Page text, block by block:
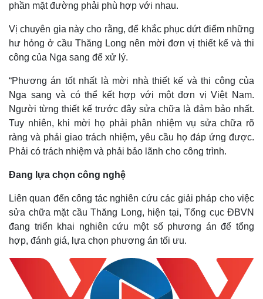
phần mặt đường phải phù hợp với nhau.
Vị chuyên gia này cho rằng, để khắc phục dứt điểm những
hư hỏng ở cầu Thăng Long nên mời đơn vị thiết kế và thi
công của Nga sang để xử lý.
“Phương án tốt nhất là mời nhà thiết kế và thi công của
Nga sang và có thể kết hợp với một đơn vị Việt Nam.
Người từng thiết kế trước đây sửa chữa là đảm bảo nhất.
Tuy nhiên, khi mời họ phải phân nhiệm vụ sửa chữa rõ
ràng và phải giao trách nhiệm, yêu cầu họ đáp ứng được.
Phải có trách nhiệm và phải bảo lãnh cho công trình.
Đang lựa chọn công nghệ
Liên quan đến công tác nghiên cứu các giải pháp cho việc
sửa chữa mặt cầu Thăng Long, hiện tại, Tổng cục ĐBVN
đang triển khai nghiên cứu một số phương án để tổng
hợp, đánh giá, lựa chọn phương án tối ưu.